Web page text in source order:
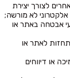
לצורך יצירת
לא מורשה;
אבטחה באתר או
לאתר או
או דיווחים